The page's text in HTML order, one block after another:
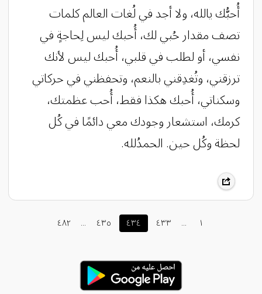
أُحبُّك يالله، ولا أجد في لُغات العالم كلمات
تصف مقدار حُبي لك، أُحبك ليس لِحاجةٍ في
نفسي، أو لطلب في قلبي، أُحبك ليس لأنك
ترزقني، وتُغدِقني بالنعم، وتحفظني في حركاتي
وسكناتي، أُحبك هكذا فقط، أُحب عظمتك،
كرمك، استشعار وجودك معي دائمًا في كُل
لحظة وكُل حين. الحمدُلله.
٤٨٢ ... ٤٣٥ ٤٣٤ ٤٣٣ ... ١